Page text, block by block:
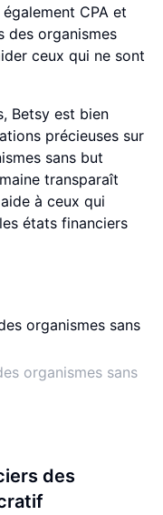
CPA et
des organismes
ceux qui ne sont
Betsy est bien
précieuses sur
sans but
transparaît
à ceux qui
états financiers
organismes sans
des